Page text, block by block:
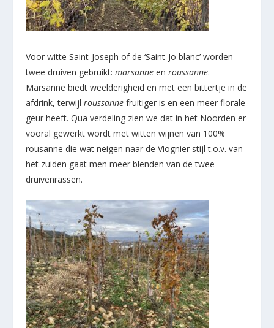
Voor witte Saint-Joseph of de ‘Saint-Jo blanc’ worden
twee druiven gebruikt:marsanne enroussanne.
Marsanne biedt weelderigheid en met een bittertje in de
afdrink, terwijlroussanne fruitiger is en een meer florale
geur heeft. Qua verdeling zien we dat in het Noorden er
vooral gewerkt wordt met witten wijnen van 100%
rousanne die wat neigen naar de Viognier stijl t.o.v. van
het zuiden gaat men meer blenden van de twee
druivenrassen.